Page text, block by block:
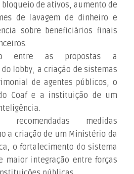
de ativos, aumento de
de lavagem de dinheiro e
sobre beneficiários finais
entre as propostas a
lobby, a criação de sistemas
de agentes públicos, o
Coaf e a instituição de um
recomendadas medidas
a criação de um Ministério da
o fortalecimento do sistema
maior integração entre forças